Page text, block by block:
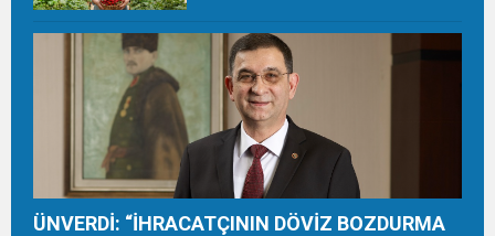
TON HASAT YAPIYOR
ÜNVERDİ: “İHRACATÇININ DÖVİZ BOZDURMA